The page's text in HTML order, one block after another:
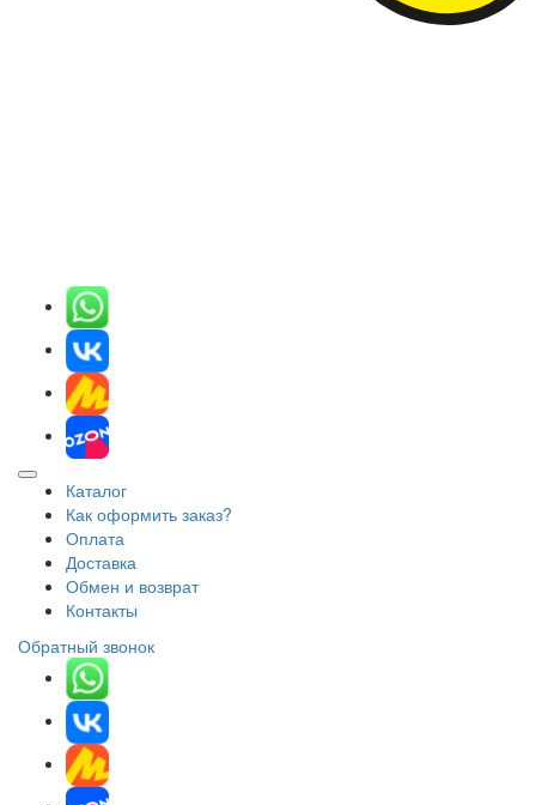
Каталог
Как оформить заказ?
Оплата
Доставка
Обмен и возврат
Контакты
Обратный звонок